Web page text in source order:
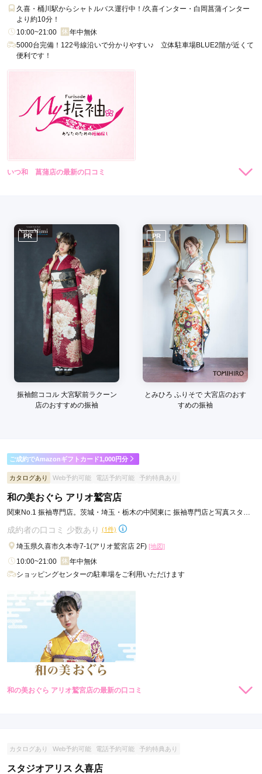
久喜・桶川駅からシャトルバス運行中！/久喜インター・白岡菖蒲インター
より約10分！
10:00~21:00
年中無休
5000台完備！122号線沿いで分かりやすい♪ 立体駐車場BLUE2階が近くて
便利です！
いつ和 菖蒲店の最新の口コミ
ご利用目的：レンタル /
成人式
ご利用日：2026年02月
アットホームな雰囲気で娘もリラックスして着物選びができま
した。
特典利用で予算内にも納まり、大満足です。
口コミ公開日：2026年05月12日
いつ和 菖蒲店の口コミ・評判をもっと見る
PR
振袖館ココル 大宮駅前ラクーン
店のおすすめの振袖
PR
とみひろ ふりそで 大宮店のおす
すめの振袖
ご成約でAmazonギフトカード1,000円分
カタログあり Web予約可能 電話予約可能 予約特典あり
和の美おぐら アリオ鷲宮店
関東No.1 振袖専門店。茨城・埼玉・栃木の中関東に 振袖専門店と写真スタジ
成約者の口コミ 少数あり (1件)
埼玉県久喜市久本寺7-1(アリオ鷲宮店 2F) [地図]
10:00~21:00
年中無休
ショッピングセンターの駐車場をご利用いただけます
和の美おぐら アリオ鷲宮店の最新の口コミ
ご利用日：2026年02月
カタログあり Web予約可能 電話予約可能 予約特典あり
スタジオアリス 久喜店